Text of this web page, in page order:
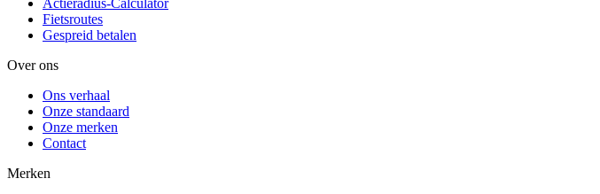
Fietsroutes
Gespreid betalen
Over ons
Ons verhaal
Onze standaard
Onze merken
Contact
Merken